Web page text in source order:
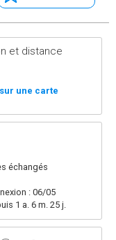
et distance
une carte
échangés
: 06/05
1 a. 6 m. 25 j.